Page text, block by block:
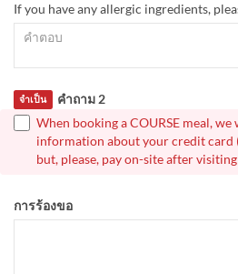
If you have any allergic ingredients,
คำถาม 2
จำเป็น
When booking a COURSE meal,
information about your credit card
but, please, pay on-site after
การร้องขอ